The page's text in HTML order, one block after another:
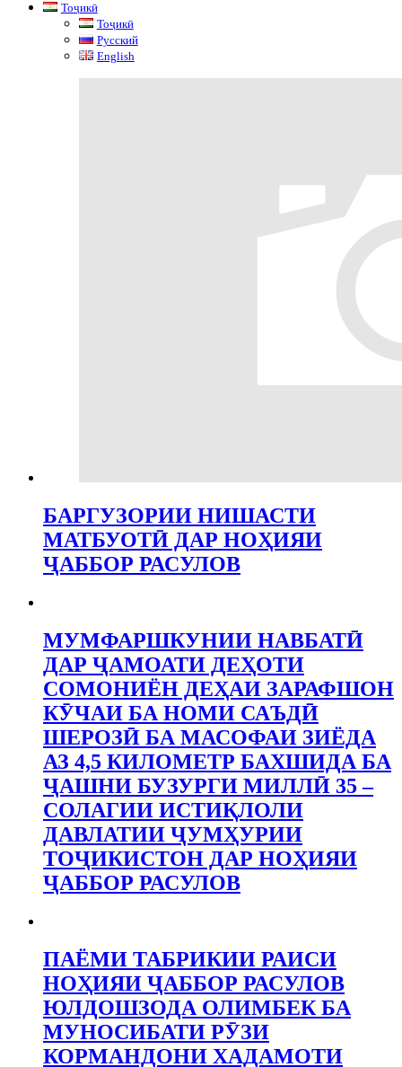
Тоҷикӣ
Тоҷикӣ
Русский
English
БАРГУЗОРИИ НИШАСТИ
МАТБУОТӢ ДАР НОҲИЯИ
ҶАББОР РАСУЛОВ
МУМФАРШКУНИИ НАВБАТӢ
ДАР ҶАМОАТИ ДЕҲОТИ
СОМОНИЁН ДЕҲАИ ЗАРАФШОН
КӮЧАИ БА НОМИ САЪДӢ
ШЕРОЗӢ БА МАСОФАИ ЗИЁДА
АЗ 4,5 КИЛОМЕТР БАХШИДА БА
ҶАШНИ БУЗУРГИ МИЛЛӢ 35 –
СОЛАГИИ ИСТИҚЛОЛИ
ДАВЛАТИИ ҶУМҲУРИИ
ТОҶИКИСТОН ДАР НОҲИЯИ
ҶАББОР РАСУЛОВ
ПАЁМИ ТАБРИКИИ РАИСИ
НОҲИЯИ ҶАББОР РАСУЛОВ
ЮЛДОШЗОДА ОЛИМБЕК БА
МУНОСИБАТИ РӮЗИ
КОРМАНДОНИ ХАДАМОТИ